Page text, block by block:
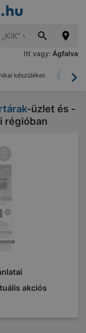
Itt vagy: Ágfalva
készülékek
-üzlet és -
régióban
akciós